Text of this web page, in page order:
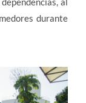
durante